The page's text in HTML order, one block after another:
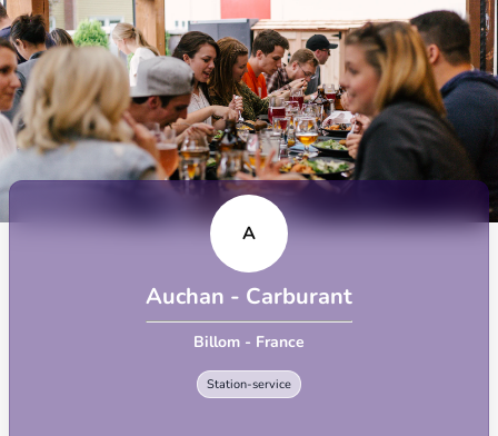
A
Auchan - Carburant
Billom - France
Station-service